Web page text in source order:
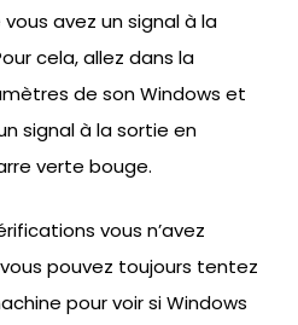
vous avez un signal à la
cela, allez dans la
de son Windows et
signal à la sortie en
verte bouge.
vous n’avez
pouvez toujours tentez
pour voir si Windows